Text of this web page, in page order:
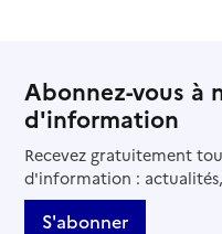
Abonnez-vous à
d'information
Recevez gratuitement
d'information :
S'abonner